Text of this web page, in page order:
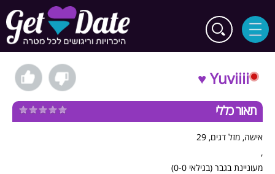
Yuviiii ♥
תאור כללי
אישה, מזל דגים, 29
,
מעוניינת בגבר (בגילאי 0-0)